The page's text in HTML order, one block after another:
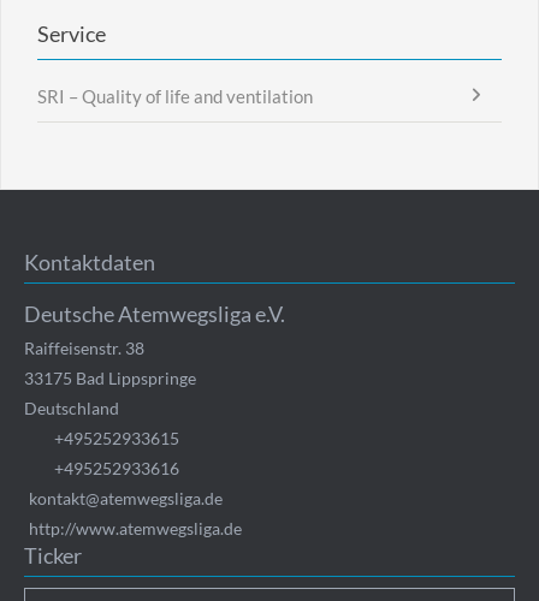
Service
SRI – Quality of life and ventilation
Kontaktdaten
Deutsche Atemwegsliga e.V.
Raiffeisenstr. 38
33175 Bad Lippspringe
Deutschland
+495252933615
+495252933616
kontakt@atemwegsliga.de
http://www.atemwegsliga.de
Ticker